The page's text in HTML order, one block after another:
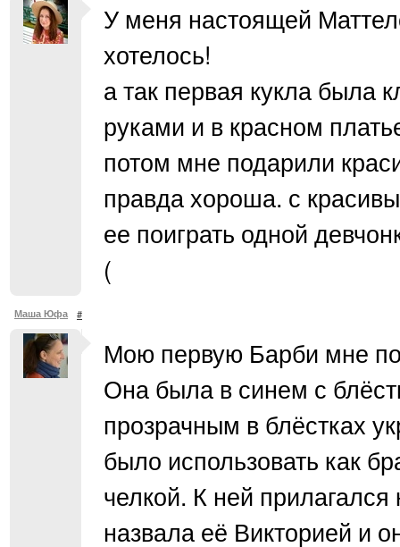
У меня настоящей
хотелось!
а так первая кукла была
руками и в красном
потом мне подарили
правда хороша. с
ее поиграть одной
(
Маша Юфа #
Мою первую Барби мне
Она была в синем с
прозрачным в блёстках
было использовать как
челкой. К ней
назвала её Викторией и